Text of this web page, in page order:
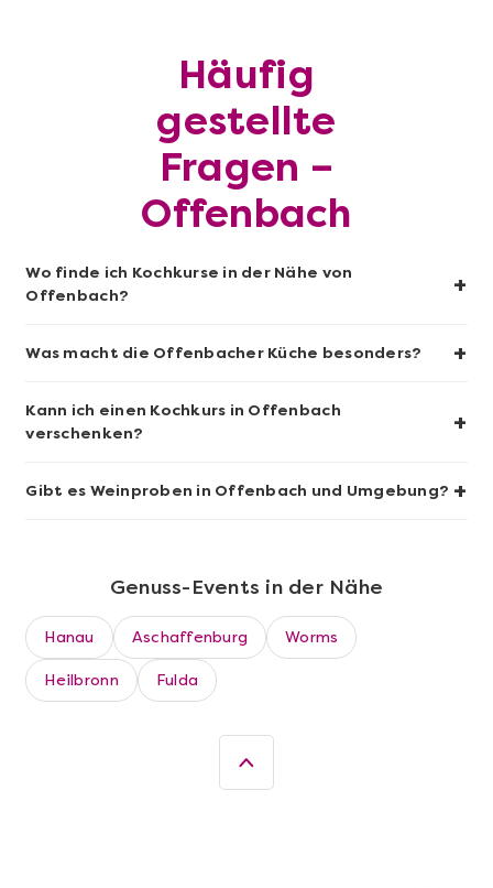
Sushi-Kochkurs@Home
Häufig
gestellte
Fragen –
Offenbach
Wo finde ich Kochkurse in der Nähe von
Offenbach?
+
Was macht die Offenbacher Küche besonders? +
Kann ich einen Kochkurs in Offenbach
verschenken?
+
Gibt es Weinproben in Offenbach und Umgebung? +
Genuss-Events in der Nähe
Hanau Aschaffenburg Worms
Heilbronn Fulda